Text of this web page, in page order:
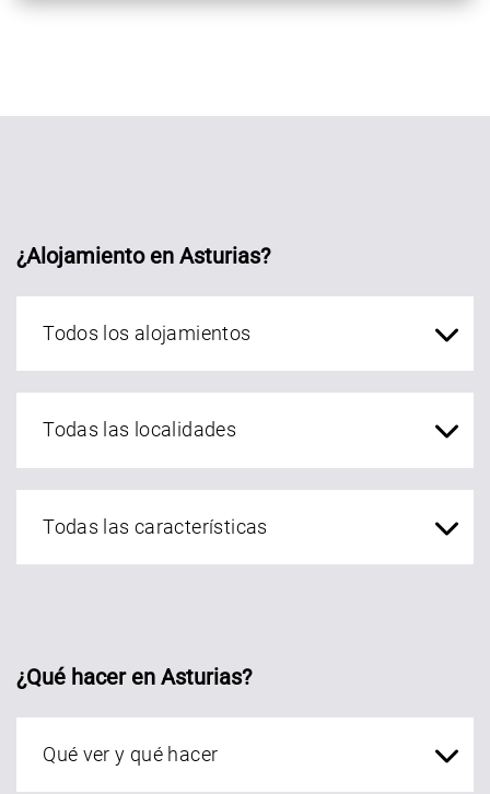
¿Alojamiento en Asturias?
¿Qué hacer en Asturias?